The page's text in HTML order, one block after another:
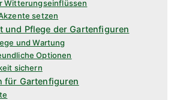
Witterungseinflüssen
setzen
und Pflege der Gartenfiguren
und Wartung
Optionen
sichern
für Gartenfiguren